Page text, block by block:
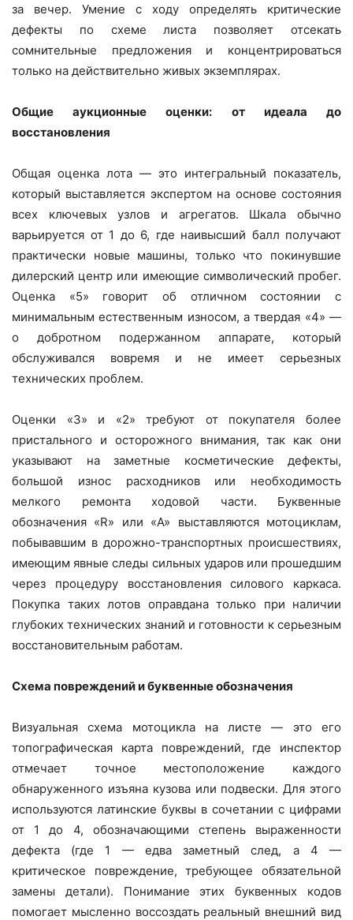
за вечер. Умение с ходу определять критические
дефекты по схеме листа позволяет отсекать
сомнительные предложения и концентрироваться
только на действительно живых экземплярах.
Общие аукционные оценки: от идеала до
восстановления
Общая оценка лота — это интегральный показатель,
который выставляется экспертом на основе состояния
всех ключевых узлов и агрегатов. Шкала обычно
варьируется от 1 до 6, где наивысший балл получают
практически новые машины, только что покинувшие
дилерский центр или имеющие символический пробег.
Оценка «5» говорит об отличном состоянии с
минимальным естественным износом, а твердая «4» —
о добротном подержанном аппарате, который
обслуживался вовремя и не имеет серьезных
технических проблем.
Оценки «3» и «2» требуют от покупателя более
пристального и осторожного внимания, так как они
указывают на заметные косметические дефекты,
большой износ расходников или необходимость
мелкого ремонта ходовой части. Буквенные
обозначения «R» или «A» выставляются мотоциклам,
побывавшим в дорожно-транспортных происшествиях,
имеющим явные следы сильных ударов или прошедшим
через процедуру восстановления силового каркаса.
Покупка таких лотов оправдана только при наличии
глубоких технических знаний и готовности к серьезным
восстановительным работам.
Схема повреждений и буквенные обозначения
Визуальная схема мотоцикла на листе — это его
топографическая карта повреждений, где инспектор
отмечает точное местоположение каждого
обнаруженного изъяна кузова или подвески. Для этого
используются латинские буквы в сочетании с цифрами
от 1 до 4, обозначающими степень выраженности
дефекта (где 1 — едва заметный след, а 4 —
критическое повреждение, требующее обязательной
замены детали). Понимание этих буквенных кодов
помогает мысленно воссоздать реальный внешний вид